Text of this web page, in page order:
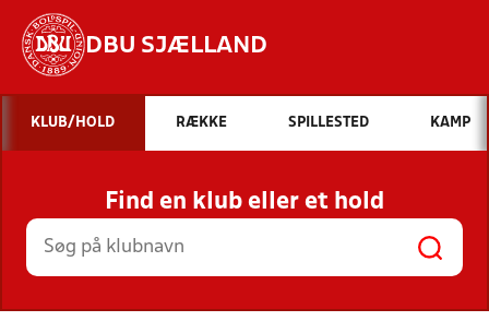
DBU SJÆLLAND
Hvad vil du søge efter?
INDHOLD OG NYHEDER
STILLINGER, RESULTATER, KLUBBER OG
HOLD
KLUB/HOLD RÆKKE SPILLESTED KAMP
Find en klub eller et hold